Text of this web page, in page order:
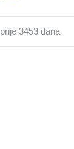
prije 3453 dana